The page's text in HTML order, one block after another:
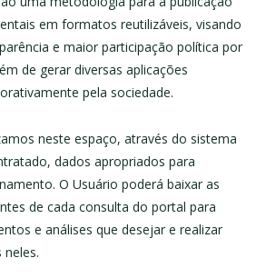
em formatos reutilizáveis, visando
e maior participação política por
de gerar diversas aplicações
pela sociedade.
neste espaço, através do sistema
dados apropriados para
O Usuário poderá baixar as
de cada consulta do portal para
e análises que desejar e realizar
neles.